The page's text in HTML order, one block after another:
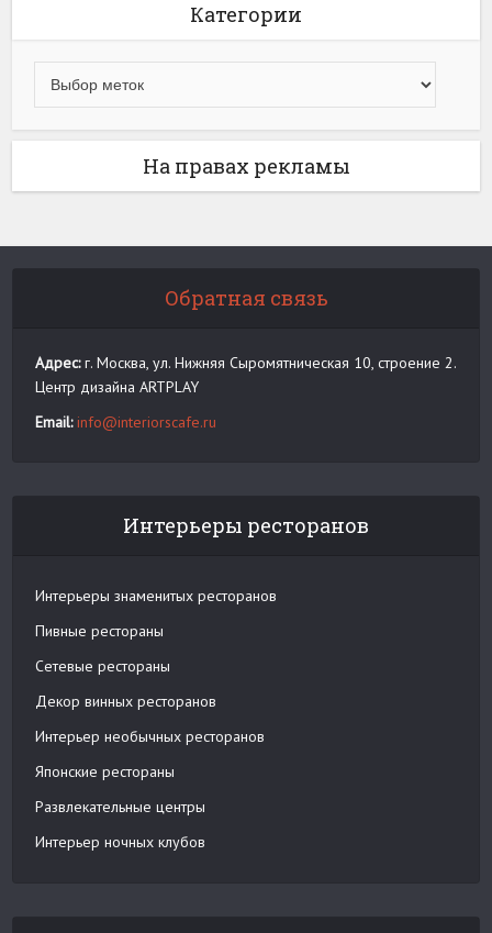
Категории
На правах рекламы
Обратная связь
Адрес:г. Москва, ул. Нижняя Сыромятническая 10, строение 2.
Центр дизайна ARTPLAY
Email: info@interiorscafe.ru
Интерьеры ресторанов
Интерьеры знаменитых ресторанов
Пивные рестораны
Сетевые рестораны
Декор винных ресторанов
Интерьер необычных ресторанов
Японские рестораны
Развлекательные центры
Интерьер ночных клубов